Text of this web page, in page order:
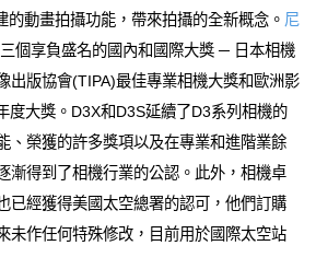
的動畫拍攝功能，帶來拍攝的全新概念。 尼
個享負盛名的國內和國際大獎 ─ 日本相機
出版協會(TIPA)最佳專業相機大獎和歐洲影
度大獎。D3X和D3S延續了D3系列相機的
、榮獲的許多獎項以及在專業和進階業餘
漸得到了相機行業的公認。此外，相機卓
已經獲得美國太空總署的認可，他們訂購
未作任何特殊修改，目前用於國際太空站